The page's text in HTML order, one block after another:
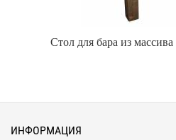
Стол для бара из
ИНФОРМАЦИЯ